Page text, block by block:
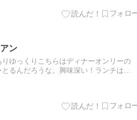
ン
ゆっくりこちらはディナーオンリーの
るんだろうな。興味深い！ランチは